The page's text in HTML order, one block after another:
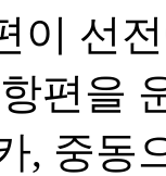
이 선
편을
, 중동